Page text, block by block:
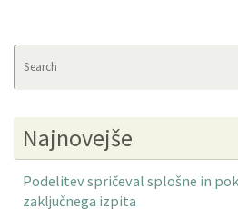
Najnovejše
Podelitev spričeval splošne in
zaključnega izpita